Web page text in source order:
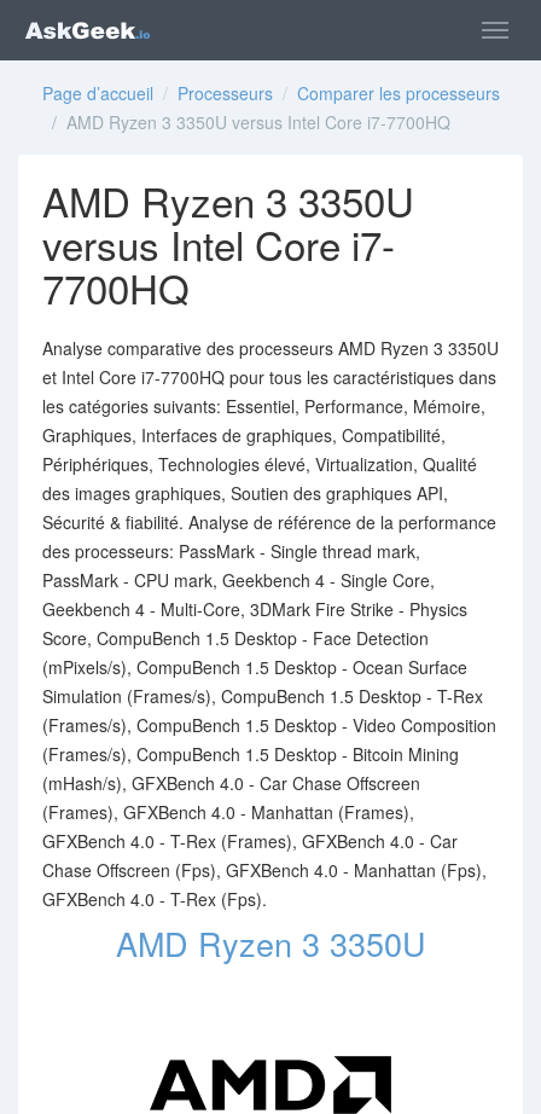
Page d’accueil / Processeurs / Comparer les processeurs
/ AMD Ryzen 3 3350U versus Intel Core i7-7700HQ
AMD Ryzen 3 3350U
versus Intel Core i7-
7700HQ
Analyse comparative des processeurs AMD Ryzen 3 3350U
et Intel Core i7-7700HQ pour tous les caractéristiques dans
les catégories suivants: Essentiel, Performance, Mémoire,
Graphiques, Interfaces de graphiques, Compatibilité,
Périphériques, Technologies élevé, Virtualization, Qualité
des images graphiques, Soutien des graphiques API,
Sécurité & fiabilité. Analyse de référence de la performance
des processeurs: PassMark - Single thread mark,
PassMark - CPU mark, Geekbench 4 - Single Core,
Geekbench 4 - Multi-Core, 3DMark Fire Strike - Physics
Score, CompuBench 1.5 Desktop - Face Detection
(mPixels/s), CompuBench 1.5 Desktop - Ocean Surface
Simulation (Frames/s), CompuBench 1.5 Desktop - T-Rex
(Frames/s), CompuBench 1.5 Desktop - Video Composition
(Frames/s), CompuBench 1.5 Desktop - Bitcoin Mining
(mHash/s), GFXBench 4.0 - Car Chase Offscreen
(Frames), GFXBench 4.0 - Manhattan (Frames),
GFXBench 4.0 - T-Rex (Frames), GFXBench 4.0 - Car
Chase Offscreen (Fps), GFXBench 4.0 - Manhattan (Fps),
GFXBench 4.0 - T-Rex (Fps).
AMD Ryzen 3 3350U